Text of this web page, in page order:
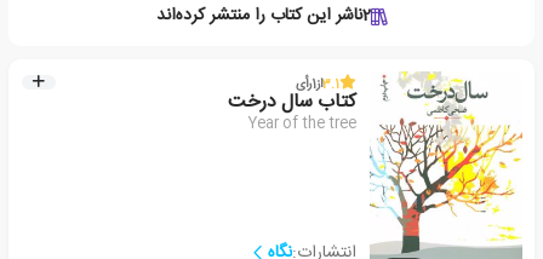
2ناشر این کتاب را منتشر کرده‌اند
3.1از1رأی
کتاب سال درخت
Year of the tree
انتشارات:نگاه